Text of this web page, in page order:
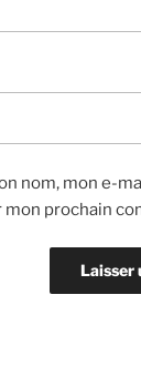
nom, mon e-
mon prochain